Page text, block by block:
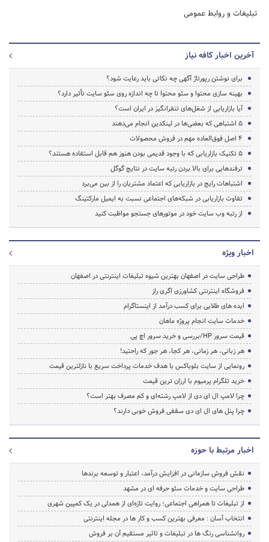
تبلیغات و روابط عمومی
آخرین اخبار کافه نیاز
برای نوشتن رپورتاژ آگهی چه نکاتی باید رعایت شود؟
بهینه سازی محتوا و سئو محتوا تا چه اندازه روی سئو سایت تأثیر دارد؟
آیا بازاریابی از شغل‌های تنفرانگیز در ایران است؟
5 اشتباهی که بعضی‌ها در لینکدین انجام می‌دهند
4 اصل فوق‌العاده مهم در فروش محصولات
5 تکنیک بازاریابی که با وجود قدیمی بودن هنوز هم قابل استفاده هستند؟
ترفندهایی برای بالا بردن رتبه سایت در نتایج گوگل
اشتباهات رایج در بازاریابی که اعتماد مشتریان را از بین می‌برد
تفاوت بازاریابی در شبکه‌های اجتماعی نسبت به ایمیل مارکتینگ
از رتبه وب سایت خود در موتورهای جستجو مواظبت کنید
اخبار ویژه
طراحی سایت در اصفهان بهترین شیوه تبلیغات اینترنتی در اصفهان
فروشگاه اینترنتی کشاورزی اگری راز
ایده های طلایی برای کسب درآمد از اینستاگرام
خدمات سایت انجام پروژه ماهان
قیمت سرور HP/بررسی و خرید سرور اچ پی
هر زبانی، هر زمانی، هر کجا، هر جور که راحتید!
رونمایی از سایت بلوباکس با هدف خدمات پرداخت سریع با نازلترین قیمت
خرید تلگرام پرمیوم با ارزان ترین قیمت
چرا لامپ ال ای دی از لامپ رشته‌ای و کم مصرف بهتر است؟
چرا پنل های ال ای دی سقفی فروش خوبی دارند؟
اخبار مرتبط با حوزه
نقش فروش سازمانی در افزایش درآمد، اعتبار و توسعه برندها
طراحی سایت و خدمات سئو حرفه ای در مشهد
از تبلیغات تا همراهی اجتماعی؛ روایت تازه‌ای از همدلی در یک کمپین شهری
انتخاب آسان : معرفی بهترین کسب و کار ها در مجله اینترنتی
روانشناسی رنگ ها در تبلیغات و تاثیر مستقیم آن بر فروش